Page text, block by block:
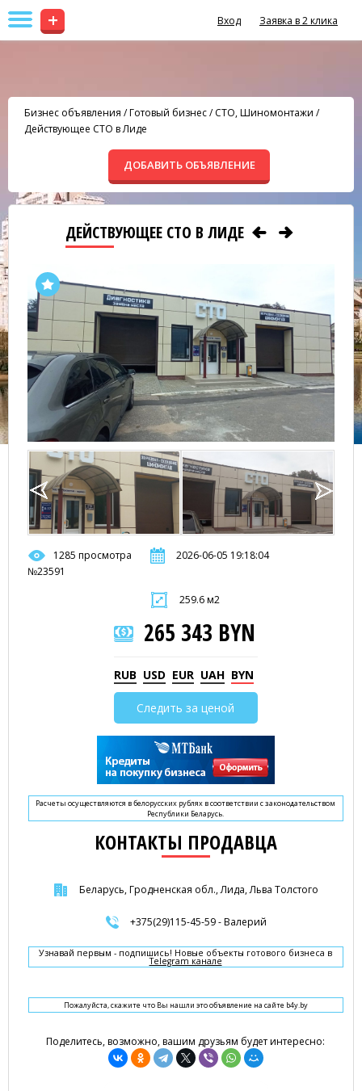
+ Вход Заявка в 2 клика
Бизнес объявления /Готовый бизнес/СТО, Шиномонтажи /
Действующее СТО в Лиде
ДОБАВИТЬ ОБЪЯВЛЕНИЕ
ДЕЙСТВУЮЩЕЕ СТО В ЛИДЕ
1285 просмотра
2026-06-05 19:18:04
№23591
259.6 м2
265 343 BYN
RUB USD EUR UAH BYN
Следить за ценой
Расчеты осуществляются в белорусских рублях в соответствии с законодательством
Республики Беларусь.
КОНТАКТЫ ПРОДАВЦА
Беларусь, Гродненская обл., Лида, Льва Толстого
+375(29)115-45-59 - Валерий
Узнавай первым - подпишись! Новые объекты готового бизнеса в
Telegram канале
Пожалуйста, скажите что Вы нашли это объявление на сайте b4y.by
Поделитесь, возможно, вашим друзьям будет интересно: